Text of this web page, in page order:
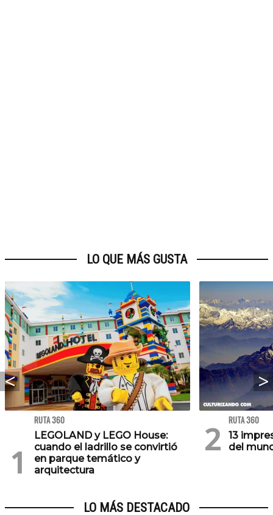
LO QUE MÁS GUSTA
RUTA 360
LEGOLAND y LEGO House:
cuando el ladrillo se convirtió
en parque temático y
arquitectura
RUTA 360
13
del
LO MÁS DESTACADO